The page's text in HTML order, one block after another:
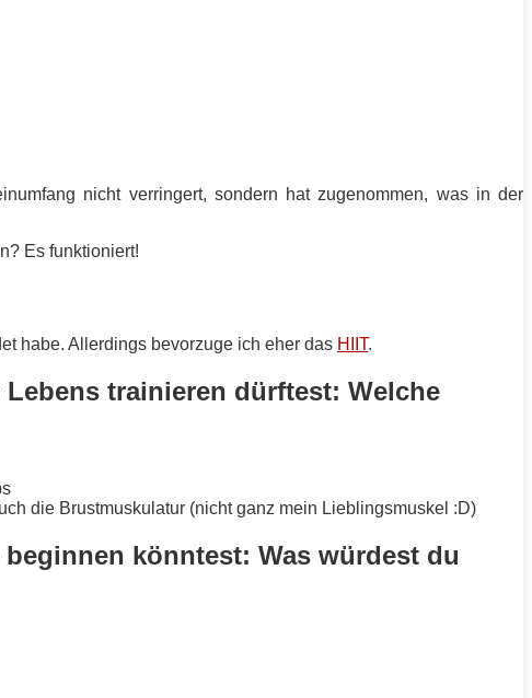
nicht verringert, sondern hat zugenommen, was in der
Es funktioniert!
habe. Allerdings bevorzuge ich eher das HIIT.
trainieren dürftest: Welche
die Brustmuskulatur (nicht ganz mein Lieblingsmuskel :D)
könntest: Was würdest du